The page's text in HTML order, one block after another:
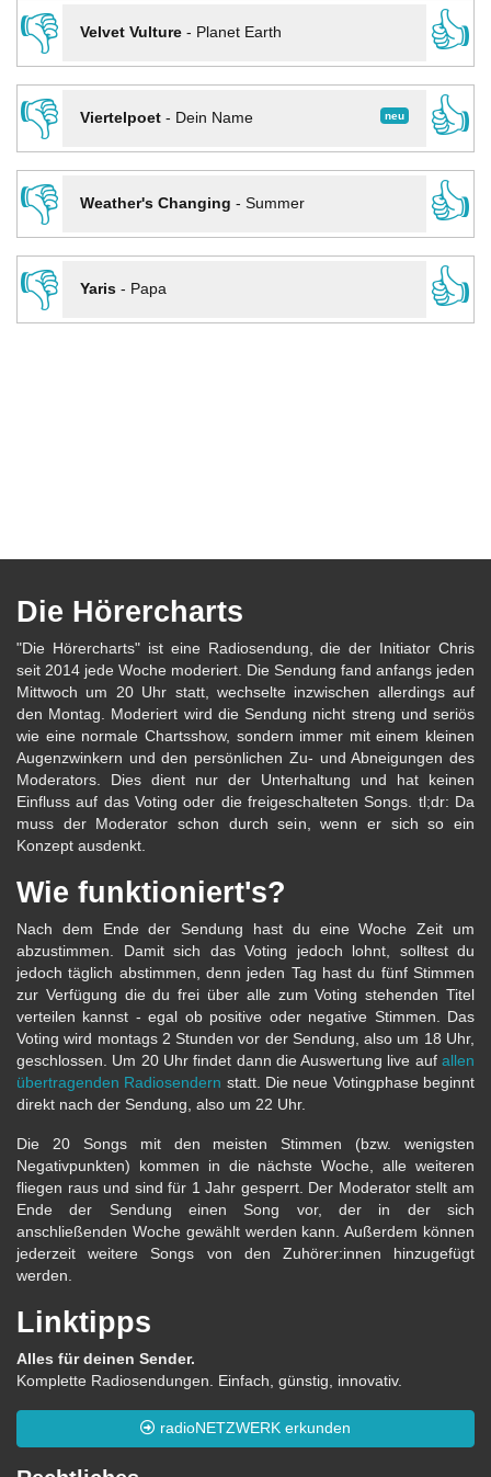
👎
Velvet Vulture- Planet Earth
👍
👎
neu
Viertelpoet- Dein Name
👍
👎
Weather's Changing - Summer
👍
👎
Yaris- Papa 👍
Die Hörercharts
"Die Hörercharts" ist eine Radiosendung, die der Initiator Chris
seit 2014 jede Woche moderiert. Die Sendung fand anfangs jeden
Mittwoch um 20 Uhr statt, wechselte inzwischen allerdings auf
den Montag. Moderiert wird die Sendung nicht streng und seriös
wie eine normale Chartsshow, sondern immer mit einem kleinen
Augenzwinkern und den persönlichen Zu- und Abneigungen des
Moderators. Dies dient nur der Unterhaltung und hat keinen
Einfluss auf das Voting oder die freigeschalteten Songs. tl;dr: Da
muss der Moderator schon durch sein, wenn er sich so ein
Konzept ausdenkt.
Wie funktioniert's?
Nach dem Ende der Sendung hast du eine Woche Zeit um
abzustimmen. Damit sich das Voting jedoch lohnt, solltest du
jedoch täglich abstimmen, denn jeden Tag hast du fünf Stimmen
zur Verfügung die du frei über alle zum Voting stehenden Titel
verteilen kannst - egal ob positive oder negative Stimmen. Das
Voting wird montags 2 Stunden vor der Sendung, also um 18 Uhr,
geschlossen. Um 20 Uhr findet dann die Auswertung live auf allen
übertragenden Radiosendern statt. Die neue Votingphase beginnt
direkt nach der Sendung, also um 22 Uhr.
Die 20 Songs mit den meisten Stimmen (bzw. wenigsten
Negativpunkten) kommen in die nächste Woche, alle weiteren
fliegen raus und sind für 1 Jahr gesperrt. Der Moderator stellt am
Ende der Sendung einen Song vor, der in der sich
anschließenden Woche gewählt werden kann. Außerdem können
jederzeit weitere Songs von den Zuhörer:innen hinzugefügt
werden.
Linktipps
Alles für deinen Sender.
Komplette Radiosendungen. Einfach, günstig, innovativ.
radioNETZWERK erkunden